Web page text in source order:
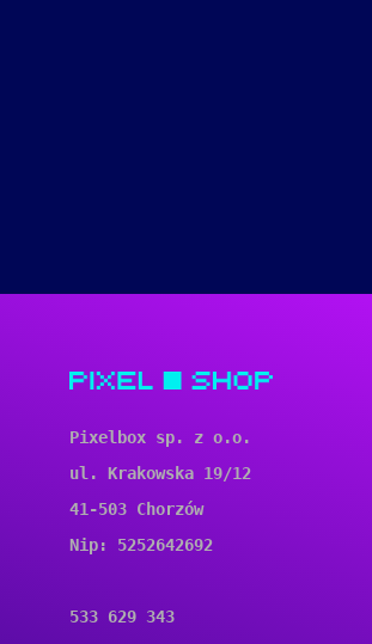
Pixelbox sp. z o.o.
ul. Krakowska 19/12
41-503 Chorzów
Nip: 5252642692
533 629 343